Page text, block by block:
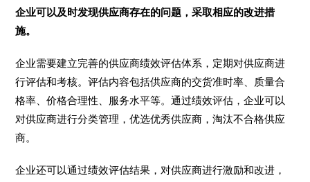
企业可以及时发现供应商存在的问题，采取相应的改进措
施。
企业需要建立完善的供应商绩效评估体系，定期对供应商进
行评估和考核。评估内容包括供应商的交货准时率、质量合
格率、价格合理性、服务水平等。通过绩效评估，企业可以
对供应商进行分类管理，优选优秀供应商，淘汰不合格供应
商。
企业还可以通过绩效评估结果，对供应商进行激励和改进，